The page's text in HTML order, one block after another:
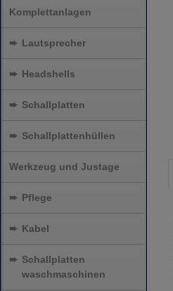
Komplettanlagen
➨ Lautsprecher
➨ Headshells
➨ Schallplatten
➨ Schallplattenhüllen
Werkzeug und Justage
➨ Pflege
➨ Kabel
➨ Schallplatten
waschmaschinen